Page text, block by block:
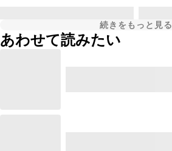
続きをもっと見る
あわせて読みたい